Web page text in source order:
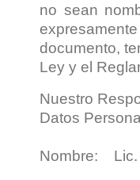
no sean
documento,
Ley y el
Nuestro
Datos
Nombre: Lic.